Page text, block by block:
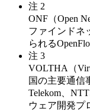
注 2
ONF（Open
ファインドネ
られる
注 3
VOLTHA（
国の主要通信
Telekom、
ウェア開発プ